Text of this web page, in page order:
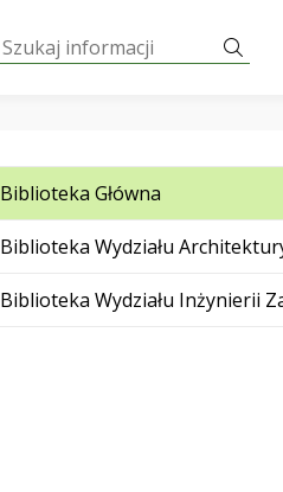
Szukaj:
Biblioteka Główna
Biblioteka Wydziału
Biblioteka Wydziału Inżynierii